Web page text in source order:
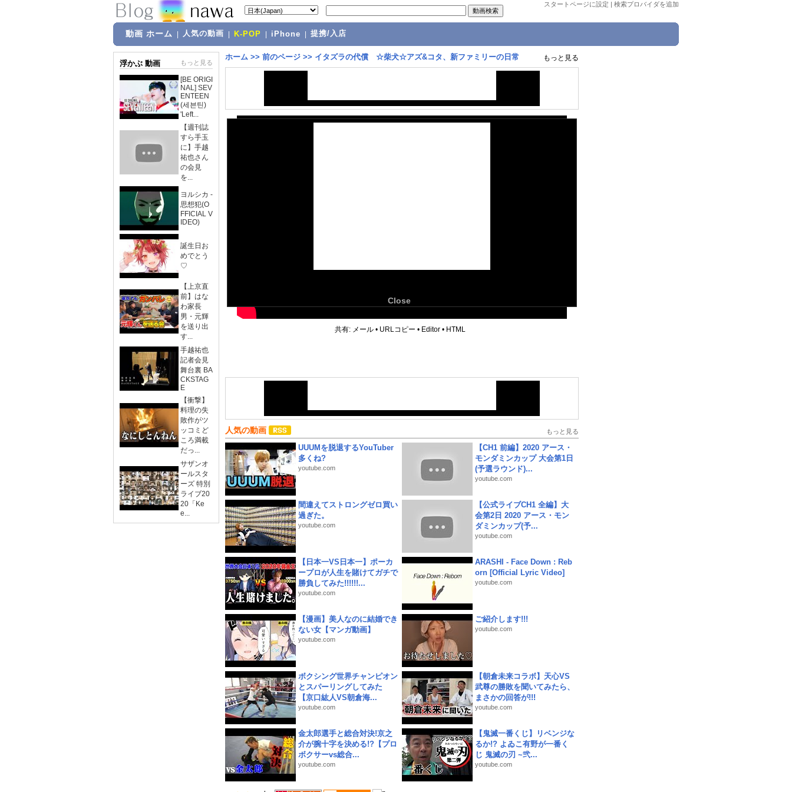
スタートページに設定 | 検索プロバイダを追加
動画 ホーム 人気の動画 K-POP iPhone 提携/入店
浮かぶ 動画 もっと見る
[BE ORIGI
NAL] SEV
ENTEEN
(세븐틴)
'Left...
【週刊誌
すら手玉
に】手越
祐也さん
の会見
を...
ヨルシカ -
思想犯(O
FFICIAL V
IDEO)
誕生日お
めでとう
♡
【上京直
前】はな
わ家長
男・元輝
を送り出
す...
手越祐也
記者会見
舞台裏 BA
CKSTAG
E
【衝撃】
料理の失
敗作がツ
ッコミど
ころ満載
だっ...
サザンオ
ールスタ
ーズ 特別
ライブ20
20「Ke
e...
ホーム >> 前のページ >> イタズラの代償 ☆柴犬☆アズ&コタ、新ファミリーの日常 もっと見る
Close
共有: メール • URLコピー • Editor • HTML
人気の動画 もっと見る
UUUMを脱退するYouTuber
多くね?
youtube.com
【CH1 前編】2020 アース・
モンダミンカップ 大会第1日
(予選ラウンド)...
youtube.com
間違えてストロングゼロ買い
過ぎた。
youtube.com
【公式ライブCH1 全編】大
会第2日 2020 アース・モン
ダミンカップ(予...
youtube.com
【日本一VS日本一】ポーカ
ープロが人生を賭けてガチで
勝負してみた!!!!!!...
youtube.com
ARASHI - Face Down : Reb
orn [Official Lyric Video]
youtube.com
【漫画】美人なのに結婚でき
ない女【マンガ動画】
youtube.com
ご紹介します!!!
youtube.com
ボクシング世界チャンピオン
とスパーリングしてみた
【京口紘人VS朝倉海...
youtube.com
【朝倉未来コラボ】天心VS
武尊の勝敗を聞いてみたら、
まさかの回答が!!!
youtube.com
金太郎選手と総合対決!京之
介が腕十字を決める!?【プロ
ボクサーvs総合...
youtube.com
【鬼滅一番くじ】リベンジな
るか!? よゐこ有野が一番く
じ 鬼滅の刃 ~弐...
youtube.com